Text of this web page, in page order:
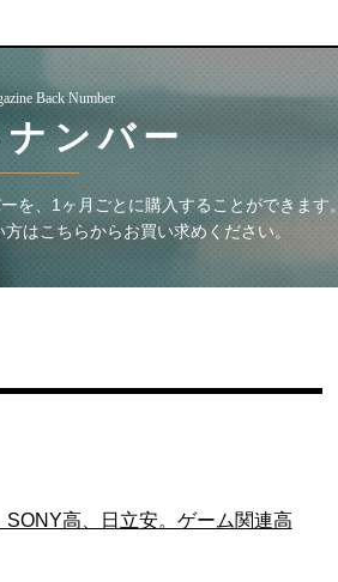
Back Number
ンバー
を、1ヶ月ごとに購入することができます。
はこちらからお買い求めください。
高、日立安。ゲーム関連高